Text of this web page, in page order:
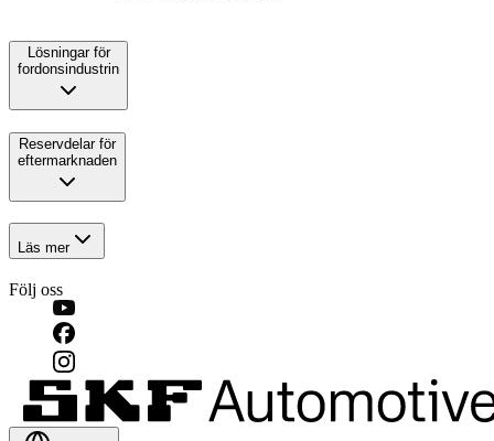
Lösningar för
fordonsindustrin
Reservdelar för
eftermarknaden
Läs mer
Följ oss